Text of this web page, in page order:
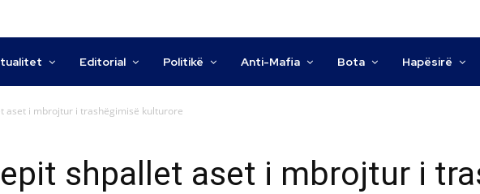
Editorial Politikë Anti-Mafia Bota Hapësirë
aset i mbrojtur i trashëgimisë kulturore
shpallet aset i mbrojtur i